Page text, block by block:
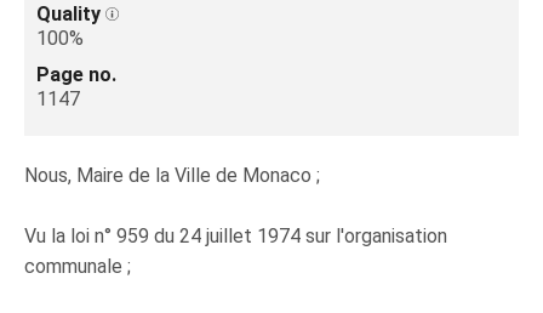
Quality
100%
Page no.
1147
Nous, Maire de la Ville de Monaco ;
Vu la loi n° 959 du 24 juillet 1974 sur l'organisation
communale ;